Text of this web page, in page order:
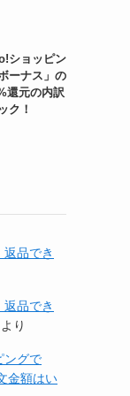
ショッピン
ーナス」の
還元の内訳
ク！
品でき
品でき
より
ングで
金額はい